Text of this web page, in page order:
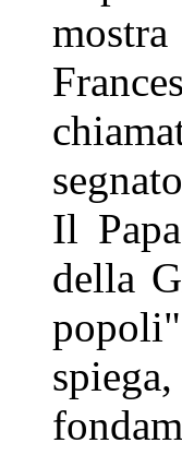
Il
della